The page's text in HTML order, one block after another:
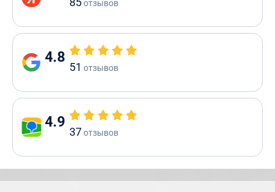
отзывов
4.8
51 отзывов
4.9
37отзывов